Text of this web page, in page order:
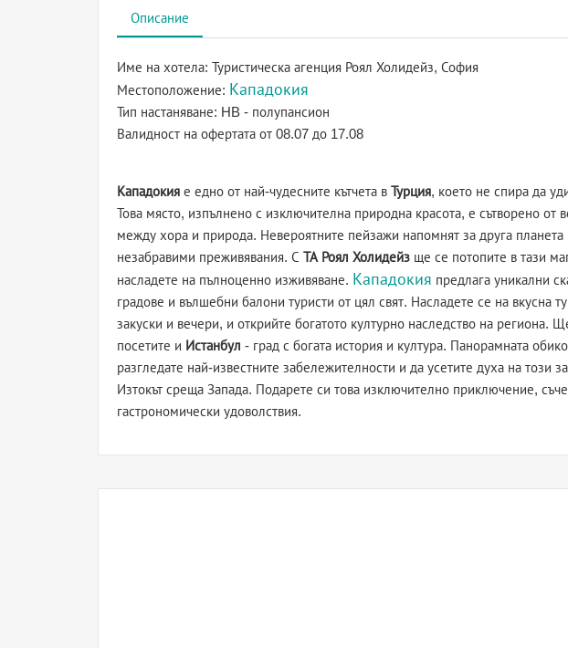
Описание
Име на хотела: Туристическа агенция Роял Холидейз, София
Местоположение: Кападокия
Тип настаняване: HB - полупансион
Валидност на офертата от 08.07 до 17.08
Кападокия е едно от най-чудесните кътчета в Турция, което не спира да
Това място, изпълнено с изключителна природна красота, е сътворено от
между хора и природа. Невероятните пейзажи напомнят за друга планета
незабравими преживявания. С ТА Роял Холидейз ще се потопите в тази
насладете на пълноценно изживяване. Кападокия предлага уникални
градове и вълшебни балони туристи от цял свят. Насладете се на вкусна
закуски и вечери, и открийте богатото културно наследство на региона.
посетите и Истанбул - град с богата история и култура. Панорамната
разгледате най-известните забележителности и да усетите духа на този
Изтокът среща Запада. Подарете си това изключително приключение,
гастрономически удоволствия.